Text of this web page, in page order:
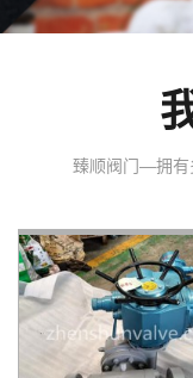
臻顺阀门—拥有